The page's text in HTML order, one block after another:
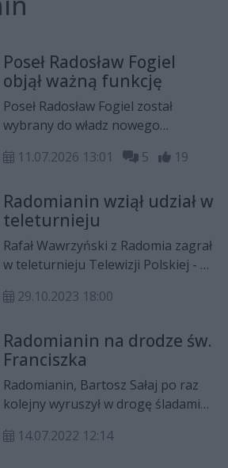
Poseł Radosław Fogiel
objął ważną funkcję
Poseł Radosław Fogiel został
wybrany do władz nowego
Konserwatystów i Reformatorów.
wiceprzewodniczącego grupy w
Parlamencie Europejskim. Do zmian
w zarządzie doszło podczas
lipcowej sesji Zgromadzenia
Parlamentarnego Organizacji
Bezpieczeństwa i Współpracy w
11.07.2026 13:01 5 19
Radomianin wziął udział w
teleturnieju
Rafał Wawrzyński z Radomia zagrał
w teleturnieju Telewizji Polskiej - Va
wygrać odcinek.
29.10.2023 18:00
Radomianin na drodze św.
Franciszka
Radomianin, Bartosz Sałaj po raz
kolejny wyruszył w drogę śladami
przyjacielem, Piotrem Górniakiem
14.07.2022 12:14